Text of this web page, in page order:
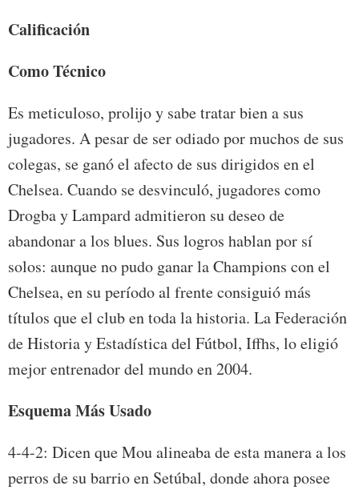
Calificación
Como Técnico
Es meticuloso, prolijo y sabe tratar bien a sus
jugadores. A pesar de ser odiado por muchos de sus
colegas, se ganó el afecto de sus dirigidos en el
Chelsea. Cuando se desvinculó, jugadores como
Drogba y Lampard admitieron su deseo de
abandonar a los blues. Sus logros hablan por sí
solos: aunque no pudo ganar la Champions con el
Chelsea, en su período al frente consiguió más
títulos que el club en toda la historia. La Federación
de Historia y Estadística del Fútbol, Iffhs, lo eligió
mejor entrenador del mundo en 2004.
Esquema Más Usado
4-4-2: Dicen que Mou alineaba de esta manera a los
perros de su barrio en Setúbal, donde ahora posee